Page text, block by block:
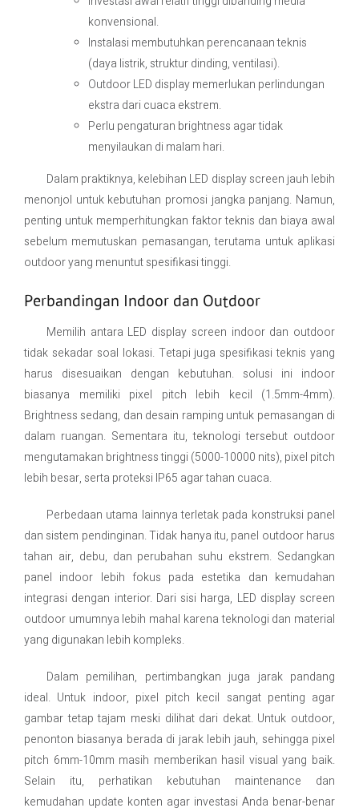
konvensional.
Instalasi membutuhkan perencanaan teknis
(daya listrik, struktur dinding, ventilasi).
Outdoor LED display memerlukan perlindungan
ekstra dari cuaca ekstrem.
Perlu pengaturan brightness agar tidak
menyilaukan di malam hari.
Dalam praktiknya, kelebihan LED display screen jauh lebih
menonjol untuk kebutuhan promosi jangka panjang. Namun,
penting untuk memperhitungkan faktor teknis dan biaya awal
sebelum memutuskan pemasangan, terutama untuk aplikasi
outdoor yang menuntut spesifikasi tinggi.
Perbandingan Indoor dan Outdoor
Memilih antara LED display screen indoor dan outdoor
tidak sekadar soal lokasi. Tetapi juga spesifikasi teknis yang
harus disesuaikan dengan kebutuhan. solusi ini indoor
biasanya memiliki pixel pitch lebih kecil (1.5mm-4mm).
Brightness sedang, dan desain ramping untuk pemasangan di
dalam ruangan. Sementara itu, teknologi tersebut outdoor
mengutamakan brightness tinggi (5000-10000 nits), pixel pitch
lebih besar, serta proteksi IP65 agar tahan cuaca.
Perbedaan utama lainnya terletak pada konstruksi panel
dan sistem pendinginan. Tidak hanya itu, panel outdoor harus
tahan air, debu, dan perubahan suhu ekstrem. Sedangkan
panel indoor lebih fokus pada estetika dan kemudahan
integrasi dengan interior. Dari sisi harga, LED display screen
outdoor umumnya lebih mahal karena teknologi dan material
yang digunakan lebih kompleks.
Dalam pemilihan, pertimbangkan juga jarak pandang
ideal. Untuk indoor, pixel pitch kecil sangat penting agar
gambar tetap tajam meski dilihat dari dekat. Untuk outdoor,
penonton biasanya berada di jarak lebih jauh, sehingga pixel
pitch 6mm-10mm masih memberikan hasil visual yang baik.
Selain itu, perhatikan kebutuhan maintenance dan
kemudahan update konten agar investasi Anda benar-benar